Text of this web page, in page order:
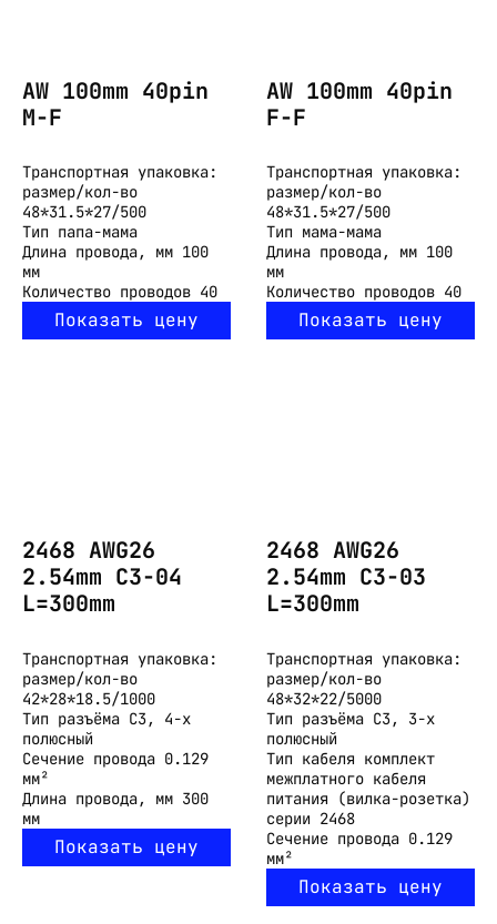
AW 100mm 40pin
M-F
Транспортная упаковка:
размер/кол-во
48*31.5*27/500
Тип папа-мама
Длина провода, мм 100
мм
Количество проводов 40
Показать цену
AW 100mm 40pin
F-F
Транспортная упаковка:
размер/кол-во
48*31.5*27/500
Тип мама-мама
Длина провода, мм 100
мм
Количество проводов 40
Показать цену
2468 AWG26
2.54mm C3-04
L=300mm
Транспортная упаковка:
размер/кол-во
42*28*18.5/1000
Тип разъёма C3, 4-х
полюсный
Сечение провода 0.129
мм²
Длина провода, мм 300
мм
Показать цену
2468 AWG26
2.54mm C3-03
L=300mm
Транспортная упаковка:
размер/кол-во
48*32*22/5000
Тип разъёма C3, 3-х
полюсный
Тип кабеля комплект
межплатного кабеля
питания (вилка-розетка)
серии 2468
Сечение провода 0.129
мм²
Показать цену